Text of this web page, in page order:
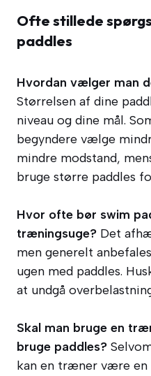
Ofte stillede
paddles
Hvordan vælger man
Størrelsen af dine
niveau og dine mål.
begyndere vælge
mindre modstand,
bruge større paddles
Hvor ofte bør swim
træningsuge? Det
men generelt
ugen med paddles.
at undgå
Skal man bruge en
bruge paddles?
kan en træner være